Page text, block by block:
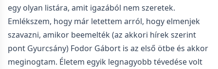
egy olyan listára, amit igazából nem szeretek.
Emlékszem, hogy már letettem arról, hogy elmenjek
szavazni, amikor beemelték (az akkori hírek szerint
pont Gyurcsány) Fodor Gábort is az első ötbe és akkor
meginogtam. Életem egyik legnagyobb tévedése volt